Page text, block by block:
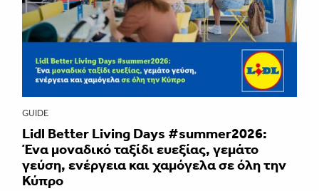
GUIDE
Lidl Better Living Days #summer2026:
Ένα μοναδικό ταξίδι ευεξίας, γεμάτο
γεύση, ενέργεια και χαμόγελα σε όλη την
Κύπρο